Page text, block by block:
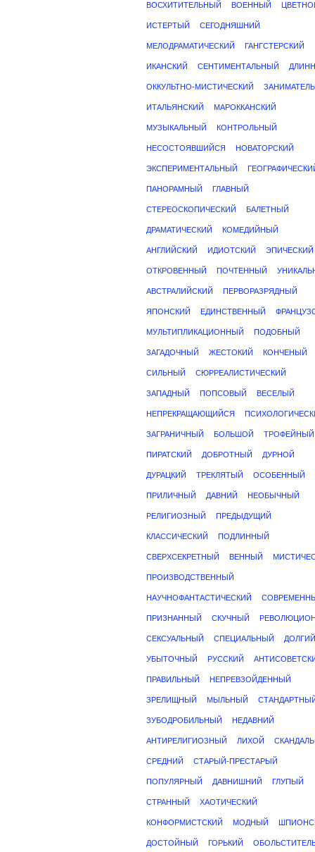
ВОСХИТИТЕЛЬНЫЙ ВОЕННЫЙ
ИСТЕРТЫЙ СЕГОДНЯШНИЙ
МЕЛОДРАМАТИЧЕСКИЙ ГАНГСТЕРСКИЙ
ИКАНСКИЙ СЕНТИМЕНТАЛЬНЫЙ
ОККУЛЬТНО-МИСТИЧЕСКИЙ
ИТАЛЬЯНСКИЙ МАРОККАНСКИЙ
МУЗЫКАЛЬНЫЙ КОНТРОЛЬНЫЙ
НЕСОСТОЯВШИЙСЯ НОВАТОРСКИЙ
ЭКСПЕРИМЕНТАЛЬНЫЙ
ПАНОРАМНЫЙ ГЛАВНЫЙ
СТЕРЕОСКОПИЧЕСКИЙ БАЛЕТНЫЙ
ДРАМАТИЧЕСКИЙ КОМЕДИЙНЫЙ
АНГЛИЙСКИЙ ИДИОТСКИЙ ЭПИЧЕСКИЙ
ОТКРОВЕННЫЙ ПОЧТЕННЫЙ
АВСТРАЛИЙСКИЙ ПЕРВОРАЗРЯДНЫЙ
ЯПОНСКИЙ ЕДИНСТВЕННЫЙ
МУЛЬТИПЛИКАЦИОННЫЙ ПОДОБНЫЙ
ЗАГАДОЧНЫЙ ЖЕСТОКИЙ КОНЧЕНЫЙ
СИЛЬНЫЙ СЮРРЕАЛИСТИЧЕСКИЙ
ЗАПАДНЫЙ ПОПСОВЫЙ ВЕСЕЛЫЙ
НЕПРЕКРАЩАЮЩИЙСЯ
ЗАГРАНИЧНЫЙ БОЛЬШОЙ ТРОФЕЙНЫЙ
ПИРАТСКИЙ ДОБРОТНЫЙ ДУРНОЙ
ДУРАЦКИЙ ТРЕКЛЯТЫЙ ОСОБЕННЫЙ
ПРИЛИЧНЫЙ ДАВНИЙ НЕОБЫЧНЫЙ
РЕЛИГИОЗНЫЙ ПРЕДЫДУЩИЙ
КЛАССИЧЕСКИЙ ПОДЛИННЫЙ
СВЕРХСЕКРЕТНЫЙ ВЕННЫЙ
ПРОИЗВОДСТВЕННЫЙ
НАУЧНОФАНТАСТИЧЕСКИЙ
ПРИЗНАННЫЙ СКУЧНЫЙ
СЕКСУАЛЬНЫЙ СПЕЦИАЛЬНЫЙ ДОЛГИЙ
УБЫТОЧНЫЙ РУССКИЙ
ПРАВИЛЬНЫЙ НЕПРЕВЗОЙДЕННЫЙ
ЗРЕЛИЩНЫЙ МЫЛЬНЫЙ
ЗУБОДРОБИЛЬНЫЙ НЕДАВНИЙ
АНТИРЕЛИГИОЗНЫЙ ЛИХОЙ
СРЕДНИЙ СТАРЫЙ-ПРЕСТАРЫЙ
ПОПУЛЯРНЫЙ ДАВНИШНИЙ ГЛУПЫЙ
СТРАННЫЙ ХАОТИЧЕСКИЙ
КОНФОРМИСТСКИЙ МОДНЫЙ
ДОСТОЙНЫЙ ГОРЬКИЙ